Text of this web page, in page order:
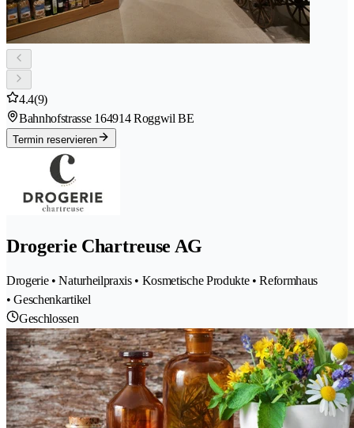
4.4(9)
Bahnhofstrasse 164914 Roggwil BE
Termin reservieren
Drogerie Chartreuse AG
Drogerie • Naturheilpraxis • Kosmetische Produkte • Reformhaus
• Geschenkartikel
Geschlossen